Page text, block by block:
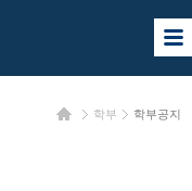
사
이
열
홈 학부 학부공지